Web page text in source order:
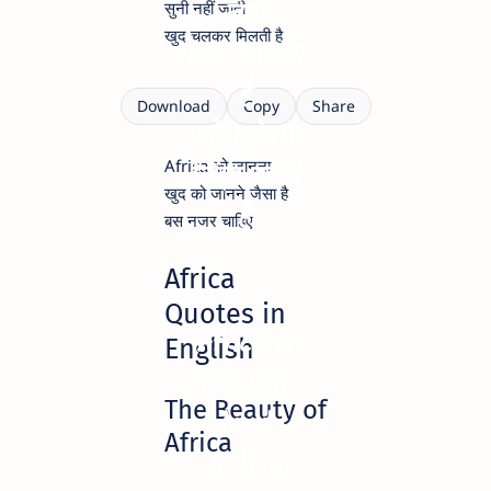
सुनी नहीं जाती
खुद चलकर मिलती है
नहीं
एक भावना
है
जो हमेशा
ज़िंदा रहती
है
Download Copy Share
Africa को जानना
खुद को जानने जैसा है
बस नजर चाहिए
Africa
Quotes in
English
The Beauty of
Africa
Africa is
land
It is a